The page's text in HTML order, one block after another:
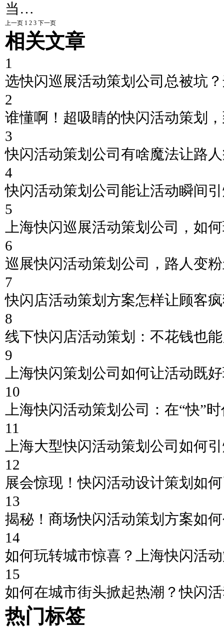
当…
上一页 1 2 3 下一页
相关文章
1
选快闪巡展活动策划公司总被坑
2
谁懂啊！超吸睛的快闪活动策划
3
快闪活动策划公司有啥魔法让路
4
快闪活动策划公司能让活动瞬间
5
上海快闪巡展活动策划公司，如
6
巡展快闪活动策划公司，路人变
7
快闪店活动策划方案怎样让顾客
8
线下快闪店活动策划：不花钱也
9
上海快闪策划公司如何让活动既
10
上海快闪活动策划公司：在“快”
11
上海大型快闪活动策划公司如何
12
展会惊现！快闪活动设计策划如
13
揭秘！商场快闪活动策划方案如
14
如何玩转城市惊喜？上海快闪活
15
如何在城市街头掀起热潮？快闪
热门标签